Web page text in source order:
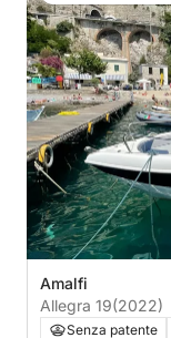
Amalfi
Allegra 19(2022)
Senza patente